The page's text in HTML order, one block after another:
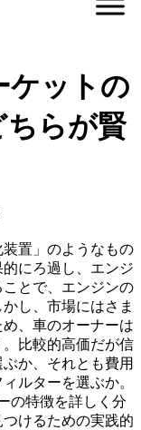
ケットの
らが賢
置」のようなもの
にろ過し、エンジ
とで、エンジンの
し、市場にはさま
、車のオーナーは
比較的高価だが信
か、それとも費用
ルターを選ぶか。
の特徴を詳しく分
けるための実践的